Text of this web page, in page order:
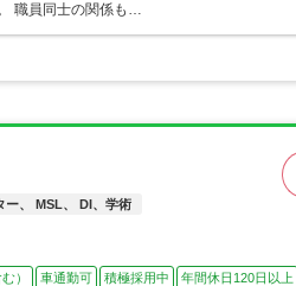
職員同士の関係も…
ー、 MSL、 DI、学術
） 車通勤可 積極採用中 年間休日120日以上